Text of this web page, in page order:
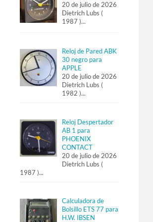
20 de julio de 2026
Dietrich Lubs (
1987 )...
Reloj de Pared ABK
30 negro para
APPLE
20 de julio de 2026
Dietrich Lubs (
1982 )...
Reloj Despertador
AB 1 para
PHOENIX
CONTACT
20 de julio de 2026
Dietrich Lubs (
1987 )...
Calculadora de
Bolsillo ETS 77 para
H.W. IBSEN